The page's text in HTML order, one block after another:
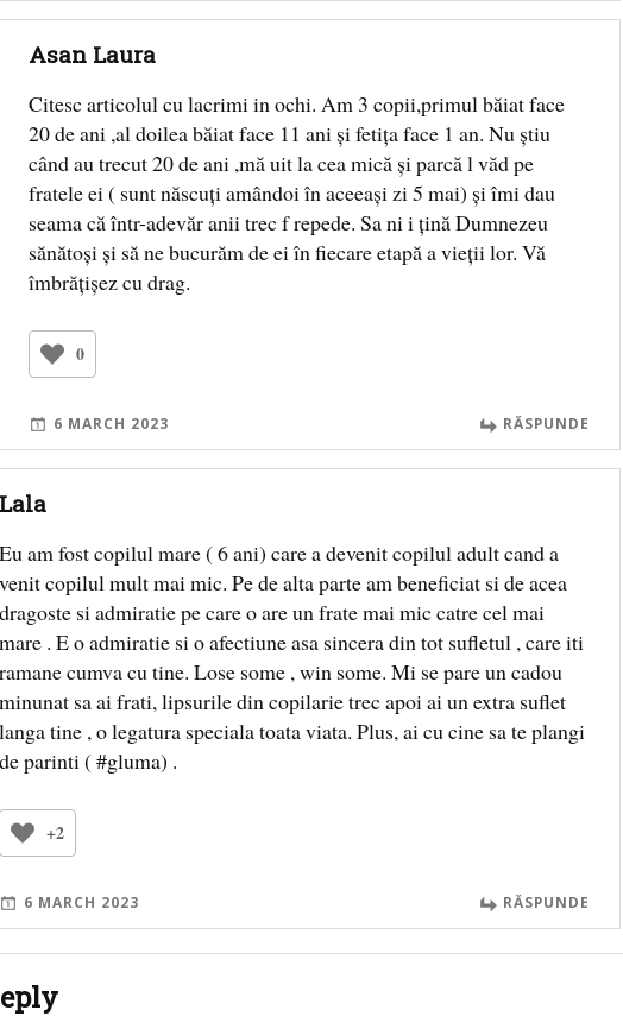
Asan Laura
Citesc articolul cu lacrimi in ochi. Am 3 copii,primul băiat face
20 de ani ,al doilea băiat face 11 ani și fetița face 1 an. Nu știu
când au trecut 20 de ani ,mă uit la cea mică și parcă l văd pe
fratele ei ( sunt născuți amândoi în aceeași zi 5 mai) și îmi dau
seama că într-adevăr anii trec f repede. Sa ni i țină Dumnezeu
sănătoși și să ne bucurăm de ei în fiecare etapă a vieții lor. Vă
îmbrățișez cu drag.
0
6 MARCH 2023 RĂSPUNDE
Lala
Eu am fost copilul mare ( 6 ani) care a devenit copilul adult cand a
venit copilul mult mai mic. Pe de alta parte am beneficiat si de acea
dragoste si admiratie pe care o are un frate mai mic catre cel mai
mare . E o admiratie si o afectiune asa sincera din tot sufletul , care iti
ramane cumva cu tine. Lose some , win some. Mi se pare un cadou
minunat sa ai frati, lipsurile din copilarie trec apoi ai un extra suflet
langa tine , o legatura speciala toata viata. Plus, ai cu cine sa te plangi
de parinti ( #gluma) .
+2
6 MARCH 2023 RĂSPUNDE